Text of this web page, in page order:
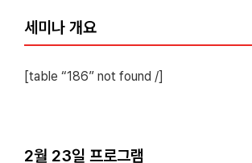
세미나 개요
[table “186” not found /]
2월 23일 프로그램